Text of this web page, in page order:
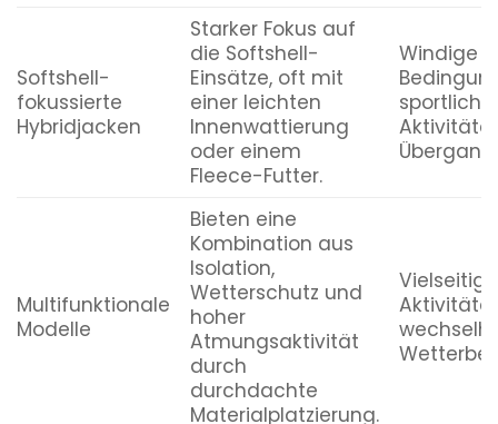
Softshell-
fokussierte
Hybridjacken
Starker Fokus auf
die Softshell-
Einsätze, oft mit
einer leichten
Innenwattierung
oder einem
Fleece-Futter.
Windige
sportliche
Multifunktionale
Modelle
Bieten eine
Kombination aus
Isolation,
Wetterschutz und
hoher
Atmungsaktivität
durch
durchdachte
Materialplatzierung.